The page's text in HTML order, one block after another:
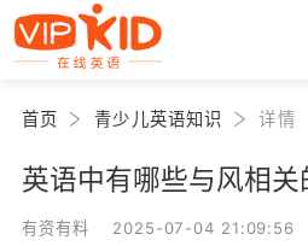
首页 青少儿英语知识 详情
英语中有哪些与风相关
有资有料 2025-07-04 21:09:56